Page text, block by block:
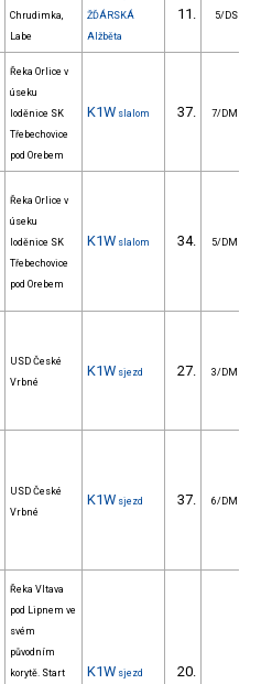
Chrudimka,
Labe
ŽĎÁRSKÁ
Alžběta
11. 5/DS
Řeka Orlice v
úseku
loděnice SK
Třebechovice
pod Orebem
K1W slalom 37. 7/DM
Řeka Orlice v
úseku
loděnice SK
Třebechovice
pod Orebem
K1W slalom 34. 5/DM
USD České
Vrbné
K1W sjezd 27. 3/DM
USD České
Vrbné
K1W sjezd 37. 6/DM
Řeka Vltava
pod Lipnem ve
svém
původním
korytě. Start
K1W sjezd 20.